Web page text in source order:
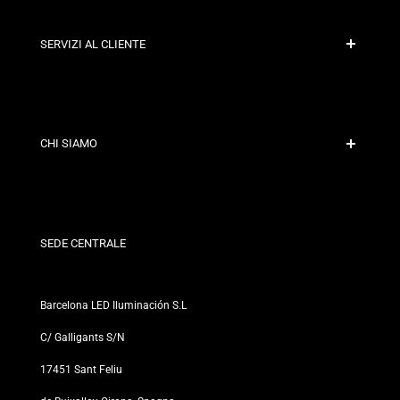
SERVIZI AL CLIENTE
Contatto
CHI SIAMO
I nostri negozi
SEDE CENTRALE
Barcelona LED Iluminación S.L
C/ Galligants S/N
17451 Sant Feliu